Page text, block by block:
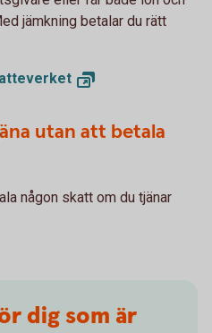
jämkning betalar du rätt
utan att betala
någon skatt om du tjänar
dig som är